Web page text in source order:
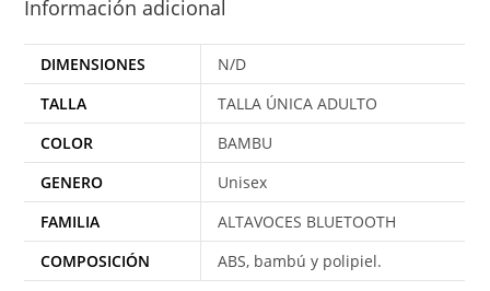
Información adicional
DIMENSIONES
N/D
TALLA
TALLA ÚNICA ADULTO
COLOR
BAMBU
GENERO
Unisex
FAMILIA
ALTAVOCES BLUETOOTH
COMPOSICIÓN
ABS, bambú y polipiel.